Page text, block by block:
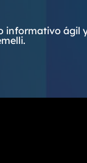
informativo ágil